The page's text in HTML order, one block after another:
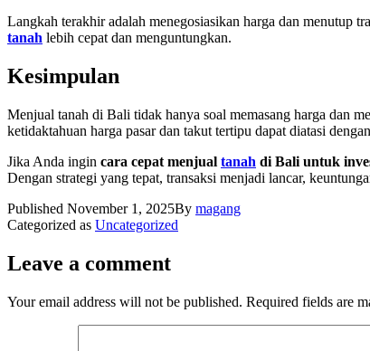
Langkah terakhir adalah menegosiasikan harga dan menutup
tanah lebih cepat dan menguntungkan.
Kesimpulan
Menjual tanah di Bali tidak hanya soal memasang harga dan
ketidaktahuan harga pasar dan takut tertipu dapat diatasi
Jika Anda ingin cara cepat menjual tanah di Bali untuk
Dengan strategi yang tepat, transaksi menjadi lancar,
Published November 1, 2025By magang
Categorized as Uncategorized
Leave a comment
Your email address will not be published. Required fields are